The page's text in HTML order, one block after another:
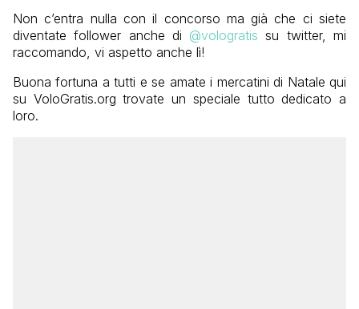
Non c’entra nulla con il concorso ma già che ci siete
diventate follower anche di @vologratis su twitter, mi
raccomando, vi aspetto anche lì!
Buona fortuna a tutti e se amate i mercatini di Natale qui
su VoloGratis.org trovate un speciale tutto dedicato a
loro.